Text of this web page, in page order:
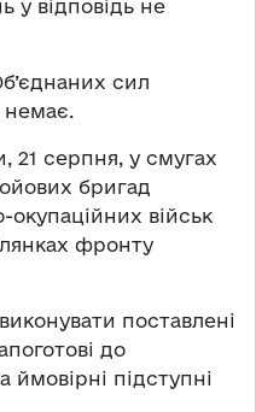
у відповідь не
сил
немає.
21 серпня, у смугах
бригад
окупаційних військ
фронту
поставлені
до
ймовірні підступні